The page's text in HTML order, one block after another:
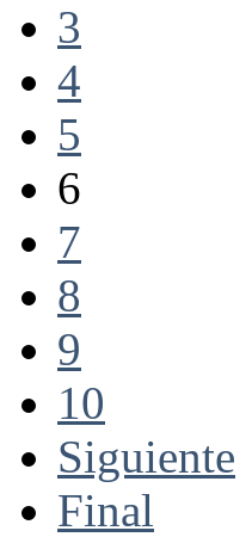
3
4
5
6
7
8
9
10
Siguiente
Final